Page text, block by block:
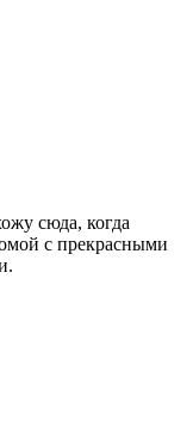
сюда, когда
с прекрасными